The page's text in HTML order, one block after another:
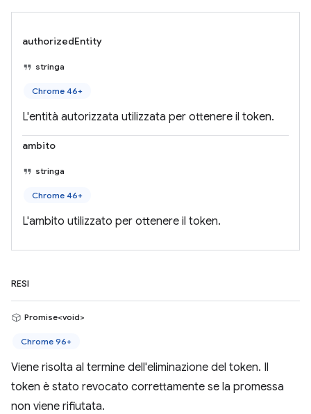
authorizedEntity
stringa
Chrome 46+
L'entità autorizzata utilizzata per ottenere il token.
ambito
stringa
Chrome 46+
L'ambito utilizzato per ottenere il token.
RESI
Promise<void>
Chrome 96+
Viene risolta al termine dell'eliminazione del token. Il
token è stato revocato correttamente se la promessa
non viene rifiutata.